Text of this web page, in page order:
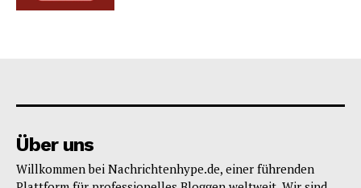
Über uns
Willkommen bei Nachrichtenhype.de, einer führenden